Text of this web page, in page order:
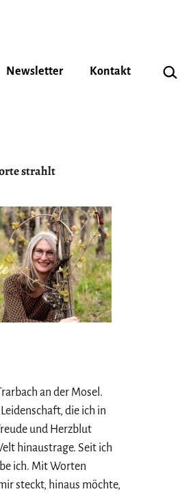
Newsletter Kontakt
strahlt
an der Mosel.
die ich in
und Herzblut
hinaustrage. Seit ich
ich. Mit Worten
steckt, hinaus möchte,